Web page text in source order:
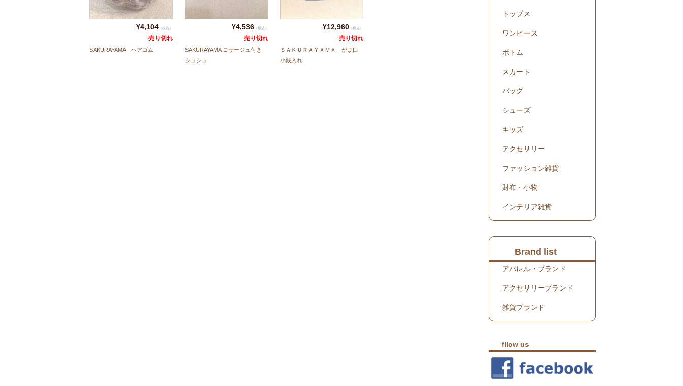
¥4,104 （税込）
売り切れ
SAKURAYAMA ヘアゴム
¥4,536（税込）
売り切れ
SAKURAYAMA コサージュ付き
シュシュ
¥12,960 （税込）
売り切れ
ＳＡＫＵＲＡＹＡＭＡ がま口
小銭入れ
トップス
ワンピース
ボトム
スカート
バッグ
シューズ
キッズ
アクセサリー
ファッション雑貨
財布・小物
インテリア雑貨
Brand list
アパレル・ブランド
アクセサリーブランド
雑貨ブランド
fllow us